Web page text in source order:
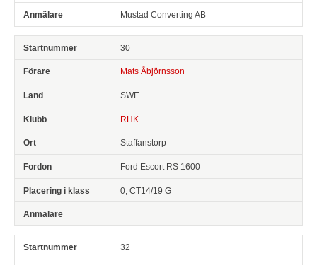
Mustad Converting AB
30
Mats Åbjörnsson
SWE
RHK
Staffanstorp
Ford Escort RS 1600
0, CT14/19 G
32